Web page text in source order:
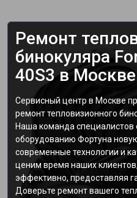
Ремонт
бинокуляра
40S3 в Москве
Сервисный центр в Москве
ремонт тепловизионного
Наша команда
оборудованию Фортуна
современные технологии и
ценим время наших
эффективно, предоставляя
Доверьте ремонт вашего